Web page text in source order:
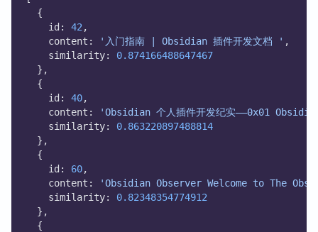
  {
    id:
42 ,
    content:
'入门指南 | Obsidian 插件开发文档 ' ,
    similarity:
0.874166488647467
  },
  {
    id:
40,
    content:
'Obsidian 个人插件开发纪实——0x01
    similarity:
0.863220897488814
  },
  {
    id:
60,
    content:
'Obsidian Observer Welcome to The
    similarity:
0.82348354774912
  },
  {